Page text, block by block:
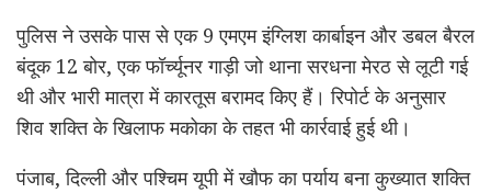
पुलिस ने उसके पास से एक 9 एमएम इंग्लिश कार्बाइन और डबल बैरल
बंदूक 12 बोर, एक फॉर्च्यूनर गाड़ी जो थाना सरधना मेरठ से लूटी गई
थी और भारी मात्रा में कारतूस बरामद किए हैं। रिपोर्ट के अनुसार
शिव शक्ति के खिलाफ मकोका के तहत भी कार्रवाई हुई थी।
पंजाब, दिल्ली और पश्चिम यूपी में खौफ का पर्याय बना कुख्यात शक्ति